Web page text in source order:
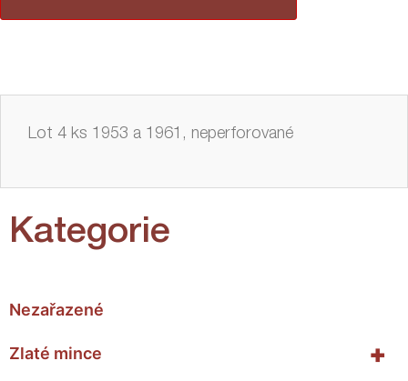
Kategorie
Nezařazené
+
Zlaté mince
Lot 4 ks 1953 a 1961, neperforované